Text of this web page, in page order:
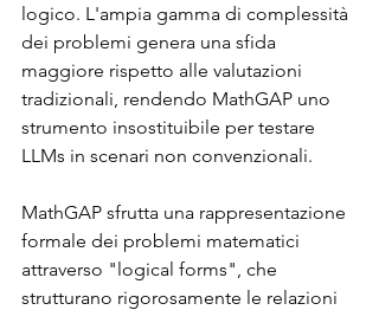
logico. L'ampia gamma di complessità
dei problemi genera una sfida
maggiore rispetto alle valutazioni
tradizionali, rendendo MathGAP uno
strumento insostituibile per testare
LLMs in scenari non convenzionali.
MathGAP sfrutta una rappresentazione
formale dei problemi matematici
attraverso "logical forms", che
strutturano rigorosamente le relazioni